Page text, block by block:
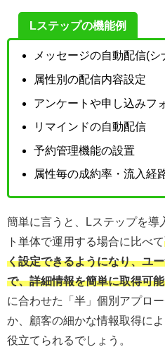
Lステップの機能例
メッセージの自動配信(シ
属性別の配信内容設定
アンケートや申し込みフ
リマインドの自動配信
予約管理機能の設置
属性毎の成約率・流入経
簡単に言うと、Lステップを導
ト単体で運用する場合に比べて
く設定できるようになり、ユ
で、詳細情報を簡単に取得可能
に合わせた「半」個別アプロ
か、顧客の細かな情報取得に
役立てられるでしょう。